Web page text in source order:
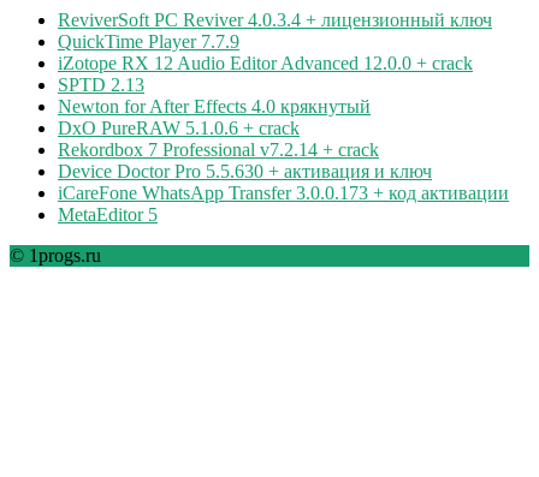
ReviverSoft PC Reviver 4.0.3.4 + лицензионный ключ
QuickTime Player 7.7.9
iZotope RX 12 Audio Editor Advanced 12.0.0 + crack
SPTD 2.13
Newton for After Effects 4.0 крякнутый
DxO PureRAW 5.1.0.6 + crack
Rekordbox 7 Professional v7.2.14 + crack
Device Doctor Pro 5.5.630 + активация и ключ
iCareFone WhatsApp Transfer 3.0.0.173 + код активации
MetaEditor 5
© 1progs.ru